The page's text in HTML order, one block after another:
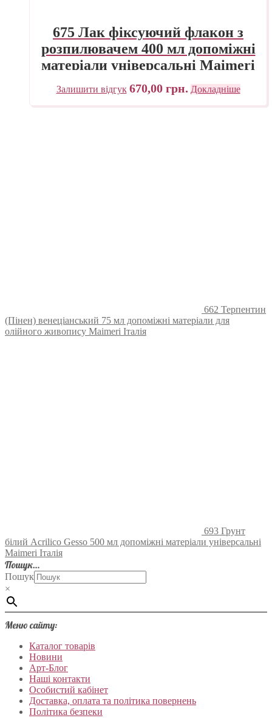
675 Лак фіксуючий флакон з
розпилювачем 400 мл допоміжні
матеріали універсальні Maimeri
Італія
Залишити відгук 670,00 грн. Докладніше
662 Терпентин
(Пінен) венеціанський 75 мл допоміжні матеріали для
олійного живопису Maimeri Італія
693 Грунт
білий Acrilico Gesso 500 мл допоміжні матеріали універсальні
Maimeri Італія
Пошук…
Пошук
×
Меню сайту:
Каталог товарів
Новини
Арт-Блог
Наші контакти
Особистий кабінет
Доставка, оплата та політика повернень
Політика безпеки